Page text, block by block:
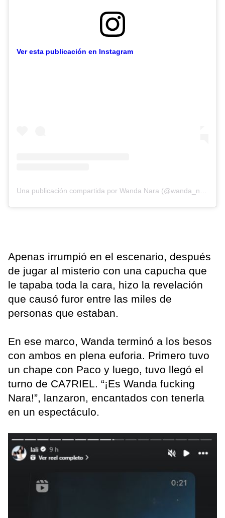
Ver esta publicación en Instagram
Una publicación compartida por Wanda Nara (@wanda_nara)
Apenas irrumpió en el escenario, después
de jugar al misterio con una capucha que
le tapaba toda la cara, hizo la revelación
que causó furor entre las miles de
personas que estaban.
En ese marco, Wanda terminó a los besos
con ambos en plena euforia. Primero tuvo
un chape con Paco y luego, tuvo llegó el
turno de CA7RIEL. “¡Es Wanda fucking
Nara!”, lanzaron, encantados con tenerla
en un espectáculo.